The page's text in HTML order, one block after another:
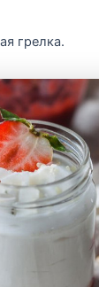
грелка.